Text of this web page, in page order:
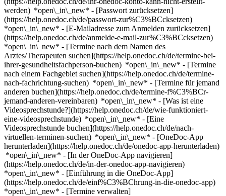
werden) *open\_in\_new* - [Passwort zurücksetzen]
(https://help.onedoc.ch/de/passwort-zur%C3%BCcksetzen)
*open\_in\_new* - [E-Mailadresse zum Anmelden zurücksetzen]
(https://help.onedoc.ch/de/anmelde-e-mail-zur%C3%BCcksetzen)
*open\_in\_new* - [Termine nach dem Namen des
Arztes/Therapeuten suchen](https://help.onedoc.ch/de/termine-bei-
ihrer-gesundheitsfachperson-buchen) *open\_in\_new* - [Termine
nach einem Fachgebiet suchen](https://help.onedoc.ch/de/termine-
nach-fachrichtung-suchen) *open\_in\_new* - [Termine für jemand
anderen buchen](https://help.onedoc.ch/de/termine-f%C3%BCr-
jemand-anderen-vereinbaren) *open\_in\_new* - [Was ist eine
Videosprechstunde?](https://help.onedoc.ch/de/wie-funktioniert-
eine-videosprechstunde) *open\_in\_new* - [Eine
Videosprechstunde buchen](https://help.onedoc.ch/de/nach-
virtuellen-terminen-suchen) *open\_in\_new* - [OneDoc-App
herunterladen](https://help.onedoc.ch/de/onedoc-app-herunterladen)
*open\_in\_new* - [In der OneDoc-App navigieren]
(https://help.onedoc.ch/de/in-der-onedoc-app-navigieren)
*open\_in\_new* - [Einführung in die OneDoc-App]
(https://help.onedoc.ch/de/einf%C3%BChrung-in-die-onedoc-app)
*open\_in\_new* - [Termine verwalten](https://help.onedoc.ch/de/termine-verwalten) *open\_in\_new* - [Termine absagen](https://help.onedoc.ch/de/online-gebuchte-termine-absagen) *open\_in\_new* - [Ich erhalte keine Terminbestätigung](https://help.onedoc.ch/de/ich-erhalte-keine-terminbest%C3%A4tigung) *open\_in\_new* [Alle unsere Artikel anzeigen *open\_in\_new*](https://help.onedoc.ch/de/) close ## Ihre Suche bearbeiten ![Haus mit Pluszeichen, das anzeigt, dass eine Konsultation vor Ort möglich ist](https://www.onedoc.ch/assets/images/icons/on-site.svg) Vor Ort ![Kamera mit Play-Symbol, die anzeigt, dass eine Konsultation per Video aus der Ferne möglich ist](https://www.onedoc.ch/assets/images/icons/remote.svg) Virtuell Suche #### Fachrichtung #### Gesundheitsfachperson #### Einrichtung edit Humane Papillomaviren Impfung (HPV) | Gebärmutterhalskrebsimpfung in Stäfa tune Filter Neue Patienten*keyboard\_arrow\_down* - Zugelassen*check\_circle* Gesprochene Sprachen*keyboard\_arrow\_down* - Albanisch*check\_circle* - Bulgarisch*check\_circle* - Deutsch*check\_circle* - Englisch*check\_circle* - Französisch*check\_circle* - Georgisch*check\_circle* - Griechisch*check\_circle* - Hebräisch*check\_circle* - Italienisch*check\_circle* - Japanisch*check\_circle* - Kroatisch*check\_circle* - Litauisch*check\_circle* - Niederländisch*check\_circle* - Portugiesisch*check\_circle* - Rumänisch*check\_circle* - Russisch*check\_circle* - Rätoromanisch*check\_circle* - Serbisch*check\_circle* - Slowenisch*check\_circle* - Spanisch*check\_circle* - Türkisch*check\_circle* - Ukrainisch*check\_circle* - Ungarisch*check\_circle* Geschlecht*keyboard\_arrow\_down* - Weiblich*check\_circle* - Männlich*check\_circle* Netzwerk*keyboard\_arrow\_down* - Hirslanden*check\_circle* - ArgoMed*check\_circle* - mediX*check\_circle* - zmed*check\_circle* - zu:care*check\_circle* Verfügbarkeit*keyboard\_arrow\_down* - Heute*check\_circle* - In den nächsten 3 Tagen*check\_circle* - In den nächsten 7 Tagen*check\_circle* - In den nächsten 14 Tagen*check\_circle* # __Humane Papillomaviren Impfung (HPV) | Gebärmutterhalskrebsimpfung__ in __Stäfa__: Buchen Sie heute Ihren Termin online ## 1 Ergebnis in Stäfa [![Dr. Georg Fischer, Facharzt für Allgemeine Innere Medizin in Stäfa](https://assets.onedoc.ch/images/users/162cc5c43c3d05376ed65e2f60841f384e4061adccae9ec4bd811d69bf8cd9d0-small.png "Dr. Georg Fischer, Facharzt für Allgemeine Innere Medizin in Stäfa")](https://www.onedoc.ch/de/facharzt-fur-allgemeine-innere-medizin/stafa/pck8v/dr-georg-fischer) ### [Dr. Georg Fischer](https://www.onedoc.ch/de/facharzt-fur-allgemeine-innere-medizin/stafa/pck8v/dr-georg-fischer) ![Abzeichen, das ein verifiziertes Profil kennzeichnet](https://www.onedoc.ch/assets/images/icons/checkmark.svg) [Facharzt für Allgemeine Innere Medizin](https://www.onedoc.ch/de/facharzt-fur-allgemeine-innere-medizin/stafa) [Praxis Kirchbühl AG (Stäfa)](https://www.onedoc.ch/de/gruppenpraxis/stafa/e5nx/praxis-kirchbuhl-ag-stafa) Schmittenbachstrasse 18 8712 Stäfa ![Patient mit Pluszeichen, der anzeigt, dass neue Patienten angenommen werden](https://www.onedoc.ch/assets/images/icons/new-patients.svg)Akzeptiert neue Patienten [Termin buchen](https://www.onedoc.ch/de/facharzt-fur-allgemeine-innere-medizin/stafa/pck8v/dr-georg-fischer) Expertisen: Humane Papillomaviren Impfung (HPV) | Gebärmutterhalskrebsimpfung, [Verkehrsmedizinische Kontrolluntersuchung STUFE 1](https://www.onedoc.ch/de/verkehrsmedizinische-kontrolluntersuchung-stufe-1/stafa), [Verkehrsmedizinische Kontrolluntersuchung STUFE 2](https://www.onedoc.ch/de/verkehrsmedizinische-kontrolluntersuchung-stufe-2/stafa)Mehr anzeigen *chevron\_left* Di. 04 Aug. *chevron\_right* Mehr Termine anzeigen *error\_outline* Beim Laden der Verfügbarkeiten ist ein Fehler aufgetreten [Erneut versuchen](https://www.onedoc.ch) Expertisen: Humane Papillomaviren Impfung (HPV) | Gebärmutterhalskrebsimpfung, [Verkehrsmedizinische Kontrolluntersuchung STUFE 1](https://www.onedoc.ch/de/verkehrsmedizinische-kontrolluntersuchung-stufe-1/stafa), [Verkehrsmedizinische Kontrolluntersuchung STUFE 2](https://www.onedoc.ch/de/verkehrsmedizinische-kontrolluntersuchung-stufe-2/stafa)Mehr anzeigen ## __Humane Papillomaviren Impfung (HPV) | Gebärmutterhalskrebsimpfung__ in der Umgebung von __Stäfa__: Andere Gesundheitsfachpersonen können Online gebucht werden [![Dr. Alessandro Violi, Hausarzt (Allgemeinmedizin) in Uerikon](https://assets.onedoc.ch/images/users/62b189bc66744dca3a80b3215e00f547db1ddc3be492849e0b0de1c2c4c6daaf-small.jpg "Dr. Alessandro Violi, Hausarzt (Allgemeinmedizin) in Uerikon")](https://www.onedoc.ch/de/hausarzt-allgemeinmedizin/uerikon/pcv6a/dr-alessandro-violi) ### [Dr. Alessandro Violi](https://www.onedoc.ch/de/hausarzt-allgemeinmedizin/uerikon/pcv6a/dr-alessandro-violi) ![Abzeichen, das ein verifiziertes Profil kennzeichnet](https://www.onedoc.ch/assets/images/icons/checkmark.svg) [Hausarzt (Allgemeinmedizin)](https://www.onedoc.ch/de/hausarzt-allgemeinmedizin/uerikon) [Gerbi Praxis](https://www.onedoc.ch/de/medizinische-praxis/uerikon/ebchu/gerbi-praxis) Gerbi 10 8713 Uerikon ![Patient mit Pluszeichen, der anzeigt, dass neue Patienten angenommen werden](https://www.onedoc.ch/assets/images/icons/new-patients.svg)Akzeptiert neue Patienten [Termin buchen](https://www.onedoc.ch/de/hausarzt-allgemeinmedizin/uerikon/pcv6a/dr-alessandro-violi) Expertisen:[Humane Papillomaviren Impfung (HPV) | Gebärmutterhalskrebsimpfung](https://www.onedoc.ch/de/humane-papillomaviren-impfung-hpv-gebarmutterhalskrebsimpfung/uerikon), [Verhütungspille | Antibabypille](https://www.onedoc.ch/de/verhutungspille-antibabypille/uerikon), [Verhütung](https://www.onedoc.ch/de/verhutung/uerikon), [Sexuell übertragbare Krankheiten | Sexuell übertragbare Infektionen (STD/STI)](https://www.onedoc.ch/de/sexuell-ubertragbare-krankheiten-sexuell-ubertragbare-infektionen-std-sti/uerikon), [Wechseljahre | Menopause](https://www.onedoc.ch/de/wechseljahre-menopause/uerikon), [Vaginalpilz](https://www.onedoc.ch/de/vaginalpilz/uerikon), [Schwangerschaftsvorsorge | Schwangerschaftsuntersuchung](https://www.onedoc.ch/de/schwangerschaftsvorsorge-schwangerschaftsuntersuchung/uerikon), [Harnwegsinfektion | Zystitis | Blasenentzündung](https://www.onedoc.ch/de/harnwegsinfektion-zystitis-blasenentzundung/uerikon)Mehr anzeigen *chevron\_left* Di. 04 Aug. *chevron\_right* Mehr Termine anzeigen *error\_outline* Beim Laden der Verfügbarkeiten ist ein Fehler aufgetreten [Erneut versuchen](https://www.onedoc.ch) Expertisen:[Humane Papillomaviren Impfung (HPV) | Gebärmutterhalskrebsimpfung](https://www.onedoc.ch/de/humane-papillomaviren-impfung-hpv-gebarmutterhalskrebsimpfung/uerikon), [Verhütungspille | Antibabypille](https://www.onedoc.ch/de/verhutungspille-antibabypille/uerikon), [Verhütung](https://www.onedoc.ch/de/verhutung/uerikon), [Sexuell übertragbare Krankheiten | Sexuell übertragbare Infektionen (STD/STI)](https://www.onedoc.ch/de/sexuell-ubertragbare-krankheiten-sexuell-ubertragbare-infektionen-std-sti/uerikon), [Wechseljahre | Menopause](https://www.onedoc.ch/de/wechseljahre-menopause/uerikon), [Vaginalpilz](https://www.onedoc.ch/de/vaginalpilz/uerikon), [Schwangerschaftsvorsorge | Schwangerschaftsuntersuchung](https://www.onedoc.ch/de/schwangerschaftsvorsorge-schwangerschaftsuntersuchung/uerikon), [Harnwegsinfektion | Zystitis | Blasenentzündung](https://www.onedoc.ch/de/harnwegsinfektion-zystitis-blasenentzundung/uerikon)Mehr anzeigen [![Dr. med. Stefanie Kohli, Fachärztin für Allgemeine Innere Medizin in Rapperswil-Jona](https://assets.onedoc.ch/images/users/da83a555a75b2d4b19a8bfe25fc5a35610766cb2b81e6ea9e20ecc2b249a47f8-small.png "Dr. med. Stefanie Kohli, Fachärztin für Allgemeine Innere Medizin in Rapperswil-Jona")](https://www.onedoc.ch/de/facharztin-fur-allgemeine-innere-medizin/rapperswil-jona/pbc10/dr-med-stefanie-kohli) ### [Dr. med. Stefanie Kohli](https://www.onedoc.ch/de/facharztin-fur-allgemeine-innere-medizin/rapperswil-jona/pbc10/dr-med-stefanie-kohli) ![Abzeichen, das ein verifiziertes Profil kennzeichnet](https://www.onedoc.ch/assets/images/icons/checkmark.svg) [Fachärztin für Allgemeine Innere Medizin](https://www.onedoc.ch/de/facharzt-fur-allgemeine-innere-medizin/rapperswil-jona) [rappjmed AG](https://www.onedoc.ch/de/medizinisches-zentrum/rapperswil-jona/eos6/rappjmed-ag) Allmeindstrasse 5 8645 Rapperswil-Jona ![Patient mit Minuszeichen, der anzeigt, dass keine neuen Patienten angenommen werden](https://www.onedoc.ch/assets/images/icons/no-new-patients.svg)Akzeptiert keine neuen Patienten [Termin buchen](https://www.onedoc.ch/de/facharztin-fur-allgemeine-innere-medizin/rapperswil-jona/pbc10/dr-med-stefanie-kohli) Expertisen:[Humane Papillomaviren Impfung (HPV) | Gebärmutterhalskrebsimpfung](https://www.onedoc.ch/de/humane-papillomaviren-impfung-hpv-gebarmutterhalskrebsimpfung/rapperswil-jona), [Vorsorgeuntersuchung | Check up](https://www.onedoc.ch/de/vorsorgeuntersuchung-check-up/rapperswil-jona), [Reiseberatung](https://www.onedoc.ch/de/reiseberatung/rapperswil-jona), [Blutentnahme für Check up | Blutanalyse für Check up](https://www.onedoc.ch/de/blutentnahme-fur-check-up-blutanalyse-fur-check-up/rapperswil-jona), [Tauglichkeitsuntersuchung für das Sporttauchen](https://www.onedoc.ch/de/tauglichkeitsuntersuchung-fur-das-sporttauchen/rapperswil-jona), [Herz-Kreislauf-Prävention | CardioCheck](https://www.onedoc.ch/de/herz-kreislauf-pravention-cardiocheck/rapperswil-jona), [Funktionelle Medizin](https://www.onedoc.ch/de/funktionelle-medizin/rapperswil-jona), [Harnwegsinfektion | Zystitis | Blasenentzündung](https://www.onedoc.ch/de/harnwegsinfektion-zystitis-blasenentzundung/rapperswil-jona), [Messung des Eisenspiegels | Ferritin](https://www.onedoc.ch/de/messung-des-eisenspiegels-ferritin/rapperswil-jona), [Messung des Cholesterinspiegels | Blutfettwerte messen](https://www.onedoc.ch/de/messung-des-ch